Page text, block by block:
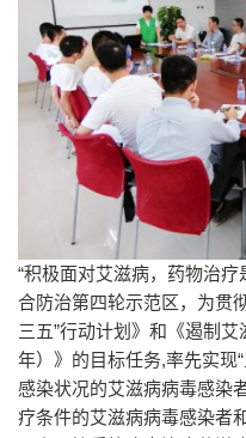
“积极面对艾滋病，药物治
合防治第四轮示范区，为贯
三五”行动计划》和《遏制
年）》的目标任务,率先实现
感染状况的艾滋病病毒感染
疗条件的艾滋病病毒感染者